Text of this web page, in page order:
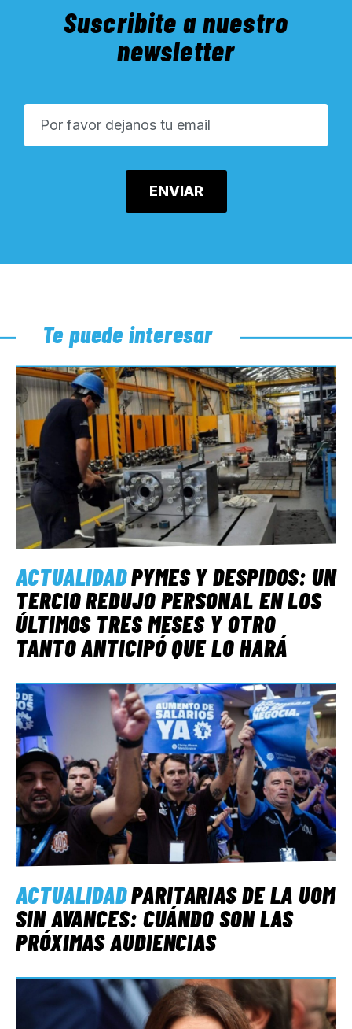
Suscribite a nuestro
newsletter
Te puede interesar
ACTUALIDADPYMES Y DESPIDOS: UN
TERCIO REDUJO PERSONAL EN LOS
ÚLTIMOS TRES MESES Y OTRO
TANTO ANTICIPÓ QUE LO HARÁ
ACTUALIDADPARITARIAS DE LA UOM
SIN AVANCES: CUÁNDO SON LAS
PRÓXIMAS AUDIENCIAS